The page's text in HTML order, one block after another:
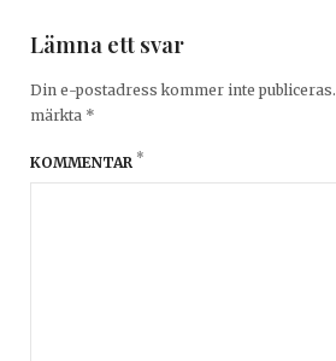
Lämna ett svar
Din e-postadress kommer inte publiceras.
märkta *
KOMMENTAR *